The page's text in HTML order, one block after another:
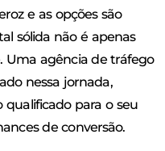
e as opções são
sólida não é apenas
Uma agência de tráfego
nessa jornada,
para o seu
de conversão.